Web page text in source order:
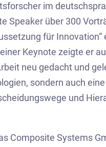
im
Speaker über 300
für
Keynote zeigte er
neu gedacht und
sondern auch
und
Composite Systems